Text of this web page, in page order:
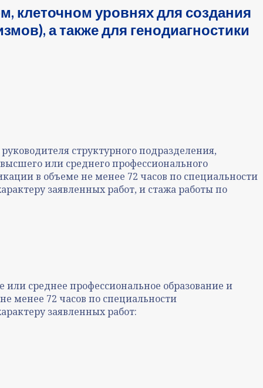
клеточном уровнях для создания
а также для генодиагностики
структурного подразделения,
или среднего профессионального
в объеме не менее 72 часов по специальности
заявленных работ, и стажа работы по
среднее профессиональное образование и
менее 72 часов по специальности
заявленных работ: